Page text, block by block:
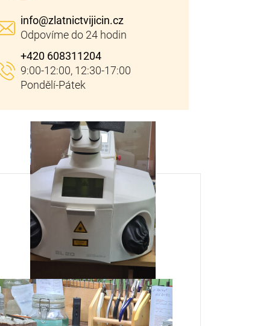
info@zlatnictvijicin.cz
+420 608311204